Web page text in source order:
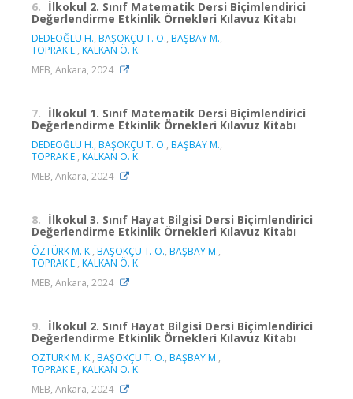
6. İlkokul 2. Sınıf Matematik Dersi Biçimlendirici
Değerlendirme Etkinlik Örnekleri Kılavuz Kitabı
DEDEOĞLU H., BAŞOKÇU T. O., BAŞBAY M.,
TOPRAK E., KALKAN Ö. K.
MEB, Ankara, 2024
7. İlkokul 1. Sınıf Matematik Dersi Biçimlendirici
Değerlendirme Etkinlik Örnekleri Kılavuz Kitabı
DEDEOĞLU H., BAŞOKÇU T. O., BAŞBAY M.,
TOPRAK E., KALKAN Ö. K.
MEB, Ankara, 2024
8. İlkokul 3. Sınıf Hayat Bilgisi Dersi Biçimlendirici
Değerlendirme Etkinlik Örnekleri Kılavuz Kitabı
ÖZTÜRK M. K., BAŞOKÇU T. O., BAŞBAY M.,
TOPRAK E., KALKAN Ö. K.
MEB, Ankara, 2024
9. İlkokul 2. Sınıf Hayat Bilgisi Dersi Biçimlendirici
Değerlendirme Etkinlik Örnekleri Kılavuz Kitabı
ÖZTÜRK M. K., BAŞOKÇU T. O., BAŞBAY M.,
TOPRAK E., KALKAN Ö. K.
MEB, Ankara, 2024